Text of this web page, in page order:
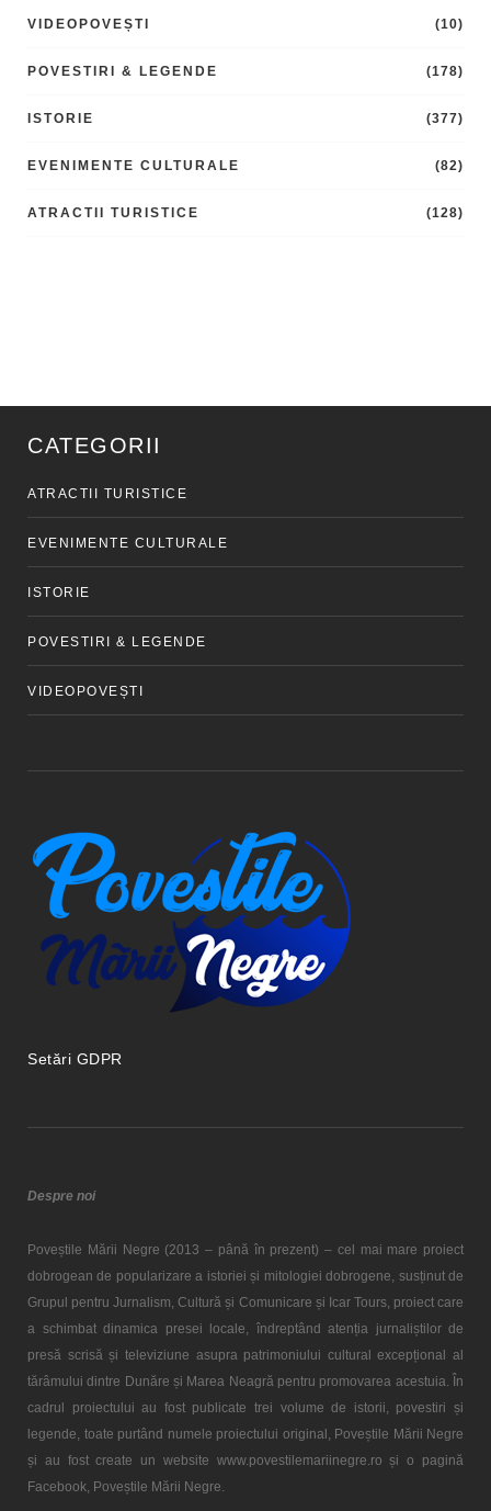
VIDEOPOVEȘTI (10)
POVESTIRI & LEGENDE (178)
ISTORIE (377)
EVENIMENTE CULTURALE (82)
ATRACTII TURISTICE (128)
CATEGORII
ATRACTII TURISTICE
EVENIMENTE CULTURALE
ISTORIE
POVESTIRI & LEGENDE
VIDEOPOVEȘTI
Setări GDPR
Despre noi
Poveștile Mării Negre (2013 – până în prezent) – cel mai mare proiect
dobrogean de popularizare a istoriei și mitologiei dobrogene, susținut de
Grupul pentru Jurnalism, Cultură și Comunicare și Icar Tours, proiect care
a schimbat dinamica presei locale, îndreptând atenția jurnaliștilor de
presă scrisă și televiziune asupra patrimoniului cultural excepțional al
tărâmului dintre Dunăre și Marea Neagră pentru promovarea acestuia. În
cadrul proiectului au fost publicate trei volume de istorii, povestiri și
legende, toate purtând numele proiectului original, Poveștile Mării Negre
și au fost create un website www.povestilemariinegre.ro și o pagină
Facebook, Poveștile Mării Negre.